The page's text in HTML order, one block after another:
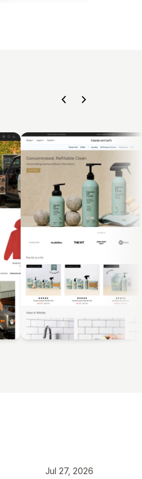
Jul 27, 2026